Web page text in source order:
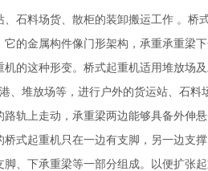
石料场货、散柜的装卸搬运工作 。
的金属构件像门形架构，承重承重梁
的这种形变。桥式起重机适用堆放场
、堆放场等，进行户外的货运站、石
轨上走动，承重梁两边能够具备外伸
式起重机只在一边有支脚，另一边支
、下承重梁等一部分组成。以便扩张